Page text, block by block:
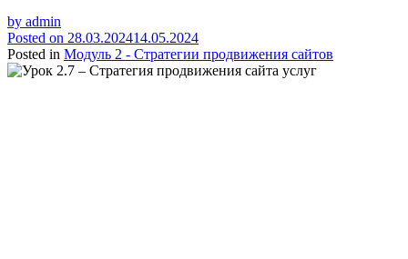
by admin
Posted on 28.03.202414.05.2024
Posted in Модуль 2 - Стратегии продвижения сайтов